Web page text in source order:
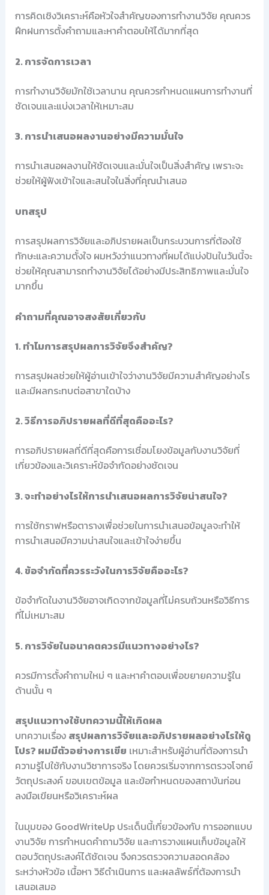
การคิดเชิงวิเคราะห์คือหัวใจสำคัญของการทำงานวิจัย คุณควร
ฝึกฝนการตั้งคำถามและหาคำตอบให้ได้มากที่สุด
2. การจัดการเวลา
การทำงานวิจัยมักใช้เวลานาน คุณควรกำหนดแผนการทำงานที่
ชัดเจนและแบ่งเวลาให้เหมาะสม
3. การนำเสนอผลงานอย่างมีความมั่นใจ
การนำเสนอผลงานให้ชัดเจนและมั่นใจเป็นสิ่งสำคัญ เพราะจะ
ช่วยให้ผู้ฟังเข้าใจและสนใจในสิ่งที่คุณนำเสนอ
บทสรุป
การสรุปผลการวิจัยและอภิปรายผลเป็นกระบวนการที่ต้องใช้
ทักษะและความตั้งใจ ผมหวังว่าแนวทางที่ผมได้แบ่งปันในวันนี้จะ
ช่วยให้คุณสามารถทำงานวิจัยได้อย่างมีประสิทธิภาพและมั่นใจ
มากขึ้น
คำถามที่คุณอาจสงสัยเกี่ยวกับ
1. ทำไมการสรุปผลการวิจัยจึงสำคัญ?
การสรุปผลช่วยให้ผู้อ่านเข้าใจว่างานวิจัยมีความสำคัญอย่างไร
และมีผลกระทบต่อสาขาใดบ้าง
2. วิธีการอภิปรายผลที่ดีที่สุดคืออะไร?
การอภิปรายผลที่ดีที่สุดคือการเชื่อมโยงข้อมูลกับงานวิจัยที่
เกี่ยวข้องและวิเคราะห์ข้อจำกัดอย่างชัดเจน
3. จะทำอย่างไรให้การนำเสนอผลการวิจัยน่าสนใจ?
การใช้กราฟหรือตารางเพื่อช่วยในการนำเสนอข้อมูลจะทำให้
การนำเสนอมีความน่าสนใจและเข้าใจง่ายขึ้น
4. ข้อจำกัดที่ควรระวังในการวิจัยคืออะไร?
ข้อจำกัดในงานวิจัยอาจเกิดจากข้อมูลที่ไม่ครบถ้วนหรือวิธีการ
ที่ไม่เหมาะสม
5. การวิจัยในอนาคตควรมีแนวทางอย่างไร?
ควรมีการตั้งคำถามใหม่ ๆ และหาคำตอบเพื่อขยายความรู้ใน
ด้านนั้น ๆ
สรุปแนวทางใช้บทความนี้ให้เกิดผล
บทความเรื่อง สรุปผลการวิจัยและอภิปรายผลอย่างไรให้ดู
โปร? ผมมีตัวอย่างการเขีย เหมาะสำหรับผู้อ่านที่ต้องการนำ
ความรู้ไปใช้กับงานวิชาการจริง โดยควรเริ่มจากการตรวจโจทย์
วัตถุประสงค์ ขอบเขตข้อมูล และข้อกำหนดของสถาบันก่อน
ลงมือเขียนหรือวิเคราะห์ผล
ในมุมของ GoodWriteUp ประเด็นนี้เกี่ยวข้องกับ การออกแบบ
งานวิจัย การกำหนดคำถามวิจัย และการวางแผนเก็บข้อมูลให้
ตอบวัตถุประสงค์ได้ชัดเจน จึงควรตรวจความสอดคล้อง
ระหว่างหัวข้อ เนื้อหา วิธีดำเนินการ และผลลัพธ์ที่ต้องการนำ
เสนอเสมอ